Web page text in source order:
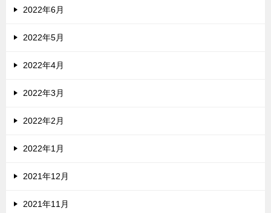
2022年6月
2022年5月
2022年4月
2022年3月
2022年2月
2022年1月
2021年12月
2021年11月